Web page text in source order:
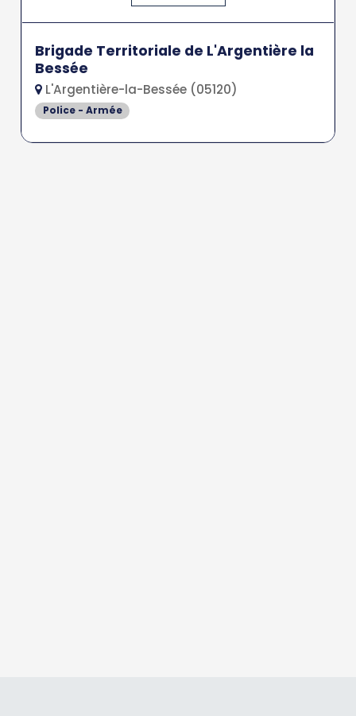
Brigade Territoriale de L'Argentière la
Bessée
L'Argentière-la-Bessée (05120)
Police - Armée